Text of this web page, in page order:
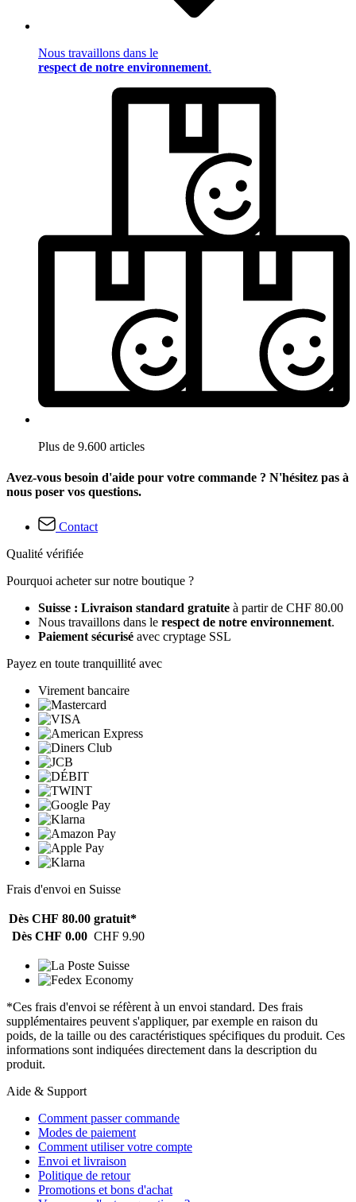
Nous travaillons dans le
respect de notre environnement.
Plus de 9.600 articles
Avez-vous besoin d'aide pour votre commande ? N'hésitez pas à
nous poser vos questions.
Contact
Qualité vérifiée
Pourquoi acheter sur notre boutique ?
Suisse : Livraison standard gratuite à partir de CHF 80.00
Nous travaillons dans le respect de notre environnement.
Paiement sécurisé avec cryptage SSL
Payez en toute tranquillité avec
Virement bancaire
Frais d'envoi en Suisse
Dès CHF 80.00 gratuit*
Dès CHF 0.00 CHF 9.90
*Ces frais d'envoi se réfèrent à un envoi standard. Des frais
supplémentaires peuvent s'appliquer, par exemple en raison du
poids, de la taille ou des caractéristiques spécifiques du produit. Ces
informations sont indiquées directement dans la description du
produit.
Aide & Support
Comment passer commande
Modes de paiement
Comment utiliser votre compte
Envoi et livraison
Politique de retour
Promotions et bons d'achat